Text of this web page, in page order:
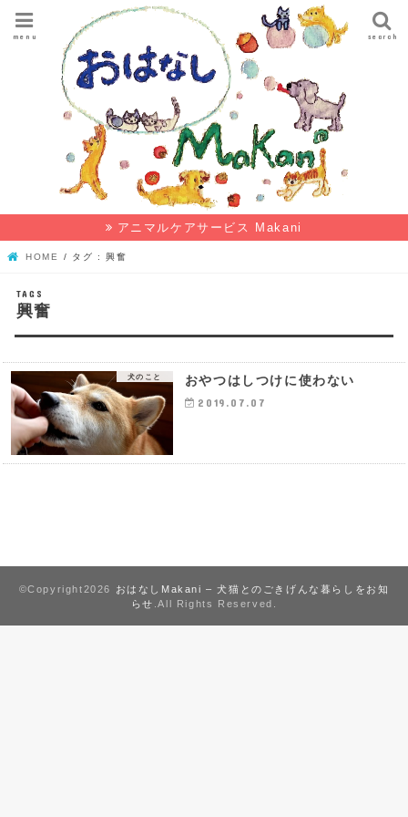
search
menu
アニマルケアサービス Makani
HOME タグ : 興奮
興奮
犬のこと おやつはしつけに使わない
2019.07.07
©Copyright2026
おはなしMakani – 犬猫とのごきげんな暮らしをお知
らせ .All Rights Reserved.